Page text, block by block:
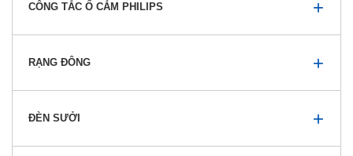
CÔNG TẮC Ổ CẮM PHILIPS
RẠNG ĐÔNG
ĐÈN SƯỞI